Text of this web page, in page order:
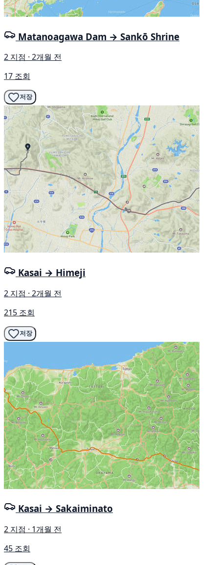
Matanoagawa Dam → Sankō Shrine
2 지점 · 2개월 전
17 조회
저장
Kasai → Himeji
2 지점 · 2개월 전
215 조회
저장
Kasai → Sakaiminato
2 지점 · 1개월 전
45 조회